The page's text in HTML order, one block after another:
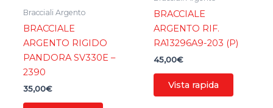
Bracciali Argento
BRACCIALE
ARGENTO RIGIDO
PANDORA SV330E –
2390
35,00€
BRACCIALE
ARGENTO RIF.
RA13296A9-203 (P)
45,00€
Vista rapida